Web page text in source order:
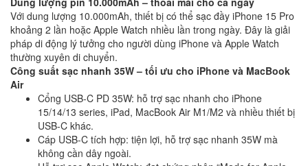
Với dung lượng 10.000mAh, thiết bị có thể sạc đầy iPhone 15 Pro
khoảng 2 lần hoặc Apple Watch nhiều lần trong ngày. Đây là giải
pháp di động lý tưởng cho người dùng iPhone và Apple Watch
thường xuyên di chuyển.
Công suất sạc nhanh 35W – tối ưu cho iPhone và MacBook
Air
Cổng USB-C PD 35W: hỗ trợ sạc nhanh cho iPhone
15/14/13 series, iPad, MacBook Air M1/M2 và nhiều thiết bị
USB-C khác.
Cáp USB-C tích hợp: tiện lợi, hỗ trợ sạc nhanh 35W mà
không cần dây ngoài.